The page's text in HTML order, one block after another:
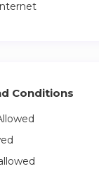
Conditions